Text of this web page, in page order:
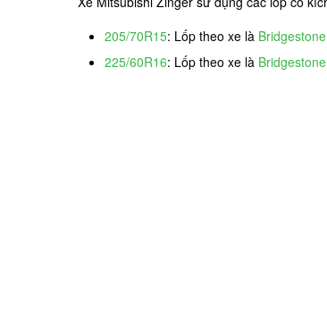
205/70R15: Lốp theo xe là
225/60R16: Lốp theo xe là